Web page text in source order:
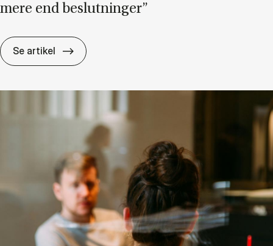
mere end be­slut­nin­ger”
Se artikel Kar­ri­e­re – uden fil­ter: “At stå for­re­st kræ­ver